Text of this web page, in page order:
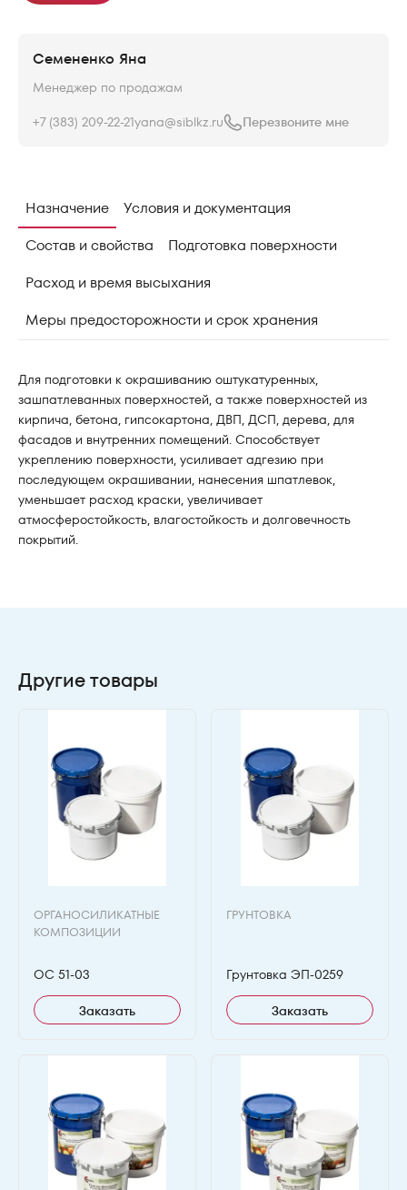
Семененко Яна
Менеджер по продажам
+7 (383) 209-22-21yana@siblkz.ru Перезвоните мне
Назначение
Условия и документация
Состав и свойства
Подготовка поверхности
Расход и время высыхания
Меры предосторожности и срок хранения
Для подготовки к окрашиванию оштукатуренных,
зашпатлеванных поверхностей, а также поверхностей из
кирпича, бетона, гипсокартона, ДВП, ДСП, дерева, для
фасадов и внутренних помещений. Способствует
укреплению поверхности, усиливает адгезию при
последующем окрашивании, нанесения шпатлевок,
уменьшает расход краски, увеличивает
атмосферостойкость, влагостойкость и долговечность
покрытий.
Другие товары
ОРГАНОСИЛИКАТНЫЕ
КОМПОЗИЦИИ
ОС 51-03
Заказать
ГРУНТОВКА
Грунтовка ЭП-0259
Заказать